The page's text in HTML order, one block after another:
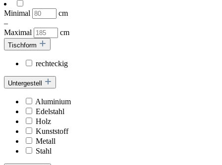
Minimal
cm
–
Maximal
cm
Tischform
rechteckig
Untergestell
Aluminium
Edelstahl
Holz
Kunststoff
Metall
Stahl